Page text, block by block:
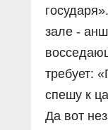
зале -
требует:
спешу к
Да вот